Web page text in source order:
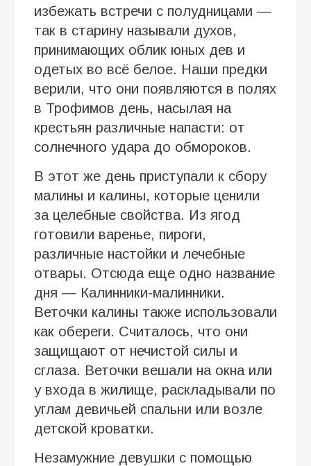
избежать встречи с полудницами —
так в старину называли духов,
принимающих облик юных дев и
одетых во всё белое. Наши предки
верили, что они появляются в полях
в Трофимов день, насылая на
крестьян различные напасти: от
солнечного удара до обмороков.
В этот же день приступали к сбору
малины и калины, которые ценили
за целебные свойства. Из ягод
готовили варенье, пироги,
различные настойки и лечебные
отвары. Отсюда еще одно название
дня — Калинники-малинники.
Веточки калины также использовали
как обереги. Считалось, что они
защищают от нечистой силы и
сглаза. Веточки вешали на окна или
у входа в жилище, раскладывали по
углам девичьей спальни или возле
детской кроватки.
Незамужние девушки с помощью